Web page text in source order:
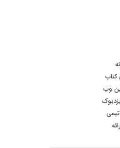
کتاب
این وب
کند. در آستانه 5 سالگی، یزدبوک